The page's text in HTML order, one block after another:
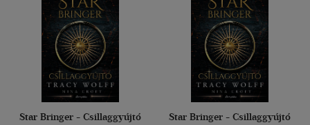
Star Bringer - Csillaggyújtó Star Bringer - Csillaggyújtó